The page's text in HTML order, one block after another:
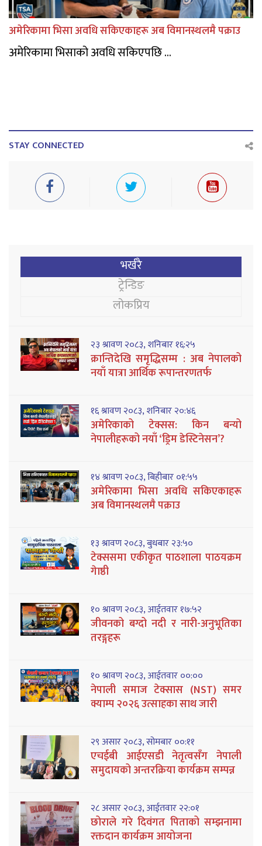
अमेरिकामा भिसा अवधि सकिएकाहरू अब विमानस्थलमै पक्राउ
अमेरिकामा भिसाको अवधि सकिएपछि ...
STAY CONNECTED
भर्खरै
ट्रेन्डिङ
लोकप्रिय
२३ श्रावण २०८३, शनिबार १६:२५
क्रान्तिदेखि समृद्धिसम्म : अब नेपालको
नयाँ यात्रा आर्थिक रूपान्तरणतर्फ
१६ श्रावण २०८३, शनिबार २०:४६
अमेरिकाको टेक्सस: किन बन्यो
नेपालीहरूको नयाँ ‘ड्रिम डेस्टिनेसन’?
१४ श्रावण २०८३, बिहीबार ०१:५५
अमेरिकामा भिसा अवधि सकिएकाहरू
अब विमानस्थलमै पक्राउ
१३ श्रावण २०८३, बुधबार २३:५०
टेक्ससमा एकीकृत पाठशाला पाठयक्रम
गेाष्ठी
१० श्रावण २०८३, आईतवार १७:५२
जीवनको बग्दो नदी र नारी-अनुभूतिका
तरङ्गहरू
१० श्रावण २०८३, आईतवार ००:००
नेपाली समाज टेक्सास (NST) समर
क्याम्प २०२६ उत्साहका साथ जारी
२९ असार २०८३, सोमबार ००:११
एचईबी आईएसडी नेतृत्वसँग नेपाली
समुदायको अन्तरक्रिया कार्यक्रम सम्पन्न
२८ असार २०८३, आईतवार २२:०१
छोराले गरे दिवंगत पिताको सम्झनामा
रक्तदान कार्यक्रम आयोजना